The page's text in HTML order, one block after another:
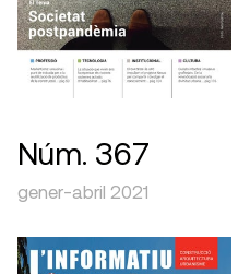
Núm. 367
gener-abril 2021